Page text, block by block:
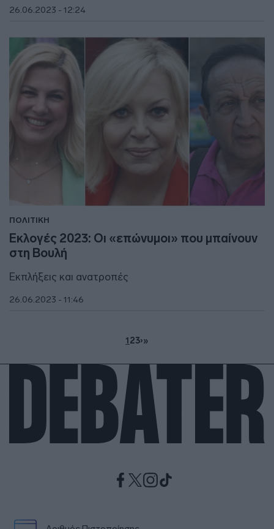
26.06.2023 - 12:24
ΠΟΛΙΤΙΚΗ
Εκλογές 2023: Οι «επώνυμοι» που μπαίνουν
στη Βουλή
Εκπλήξεις και ανατροπές
26.06.2023 - 11:46
123›»